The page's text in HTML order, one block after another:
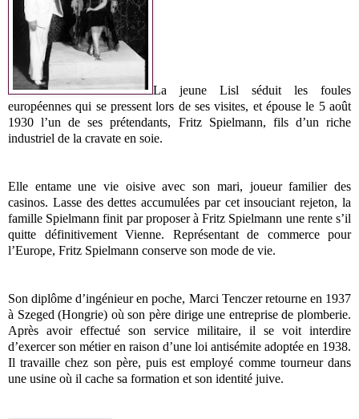
La jeune Lisl séduit les foules
européennes qui se pressent lors de ses visites, et épouse le 5 août
1930 l’un de ses prétendants, Fritz Spielmann, fils d’un riche
industriel de la cravate en soie.
Elle entame une vie oisive avec son mari, joueur familier des
casinos. Lasse des dettes accumulées par cet insouciant rejeton, la
famille Spielmann finit par proposer à Fritz Spielmann une rente s’il
quitte définitivement Vienne. Représentant de commerce pour
l’Europe, Fritz Spielmann conserve son mode de vie.
Son diplôme d’ingénieur en poche, Marci Tenczer retourne en 1937
à Szeged (Hongrie) où son père dirige une entreprise de plomberie.
Après avoir effectué son service militaire, il se voit interdire
d’exercer son métier en raison d’une loi antisémite adoptée en 1938.
Il travaille chez son père, puis est employé comme tourneur dans
une usine où il cache sa formation et son identité juive.